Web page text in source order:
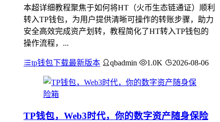
本超详细教程聚焦于如何将HT（火币生态链通证）顺利
转入TP钱包，为用户提供清晰可操作的转账步骤，助力
安全高效完成资产划转，教程简化了HT转入TP钱包的
操作流程，...
tp钱包下载最新版本 qbadmin 1.0K 2026-08-06
TP钱包，Web3时代，你的数字资产随身保险